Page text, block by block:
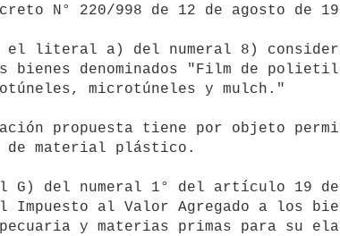
N° 220/998 de 12 de agosto de
el literal a) del numeral 8)
bienes denominados "Film de
microtúneles y mulch."
propuesta tiene por objeto
material plástico.
del numeral 1° del artículo 19 del
Impuesto al Valor Agregado a los
y materias primas para su